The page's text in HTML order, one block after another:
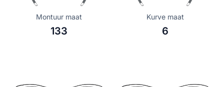
Montuur maat
133
Kurve maat
6